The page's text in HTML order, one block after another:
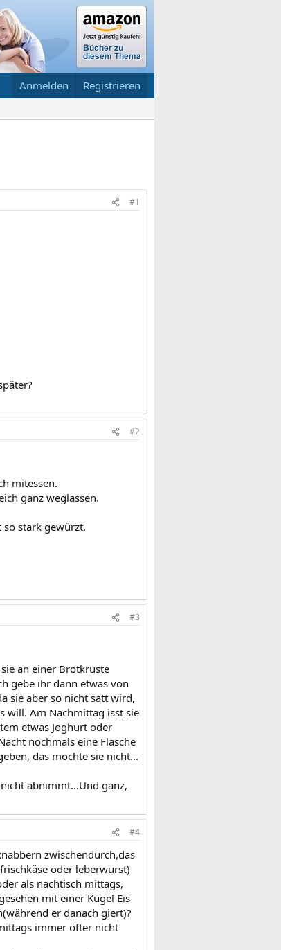
Anmelden Registrieren
#1
#2
mitessen.
ganz weglassen.
so stark gewürzt.
#3
an einer Brotkruste
gebe ihr dann etwas von
sie aber so nicht satt wird,
will. Am Nachmittag isst sie
etwas Joghurt oder
nochmals eine Flasche
das mochte sie nicht...
abnimmt...Und ganz,
#4
zwischendurch,das
oder leberwurst)
als nachtisch mittags,
mit einer Kugel Eis
er danach giert)?
immer öfter nicht